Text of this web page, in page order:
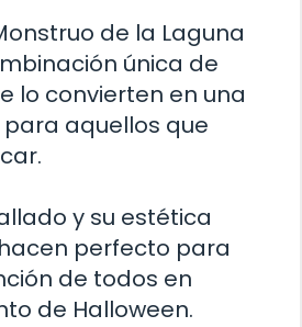
de la Laguna
única de
lo convierten en una
aquellos que
y su estética
perfecto para
de todos en
de Halloween.